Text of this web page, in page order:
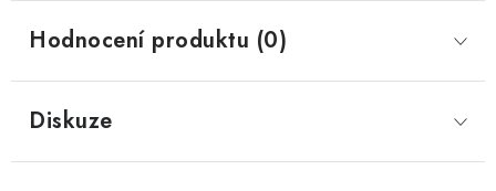
Hodnocení produktu (0)
Diskuze